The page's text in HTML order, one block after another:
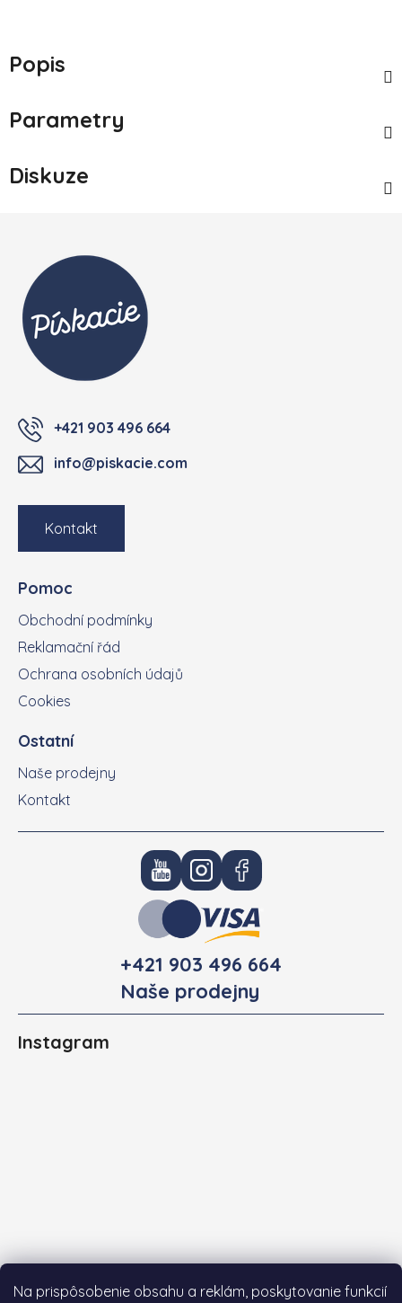
Na prispôsobenie obsahu a reklám, poskytovanie funkcií
Popis
Parametry
Diskuze
+421 903 496 664
info@piskacie.com
Kontakt
Pomoc
Obchodní podmínky
Reklamační řád
Ochrana osobních údajů
Cookies
Ostatní
Naše prodejny
Kontakt
+421 903 496 664
Naše prodejny
Instagram